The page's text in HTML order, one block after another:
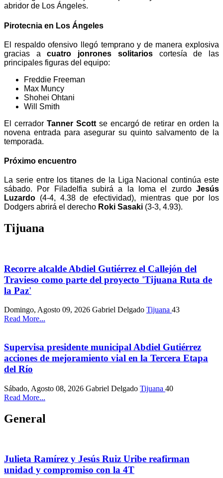
abridor de Los Ángeles.
Pirotecnia en Los Ángeles
El respaldo ofensivo llegó temprano y de manera explosiva
gracias acuatro jonrones solitarioscortesía de las
principales figuras del equipo:
Freddie Freeman
Max Muncy
Shohei Ohtani
Will Smith
El cerrador Tanner Scottse encargó de retirar en orden la
novena entrada para asegurar su quinto salvamento de la
temporada.
Próximo encuentro
La serie entre los titanes de la Liga Nacional continúa este
sábado. Por Filadelfia subirá a la loma el zurdo Jesús
Luzardo (4-4, 4.38 de efectividad), mientras que por los
Dodgers abrirá el derecho Roki Sasaki (3-3, 4.93).
Tijuana
Recorre alcalde Abdiel Gutiérrez el Callejón del
Travieso como parte del proyecto 'Tijuana Ruta de
la Paz'
Domingo, Agosto 09, 2026 Gabriel Delgado Tijuana 43
Read More...
Supervisa presidente municipal Abdiel Gutiérrez
acciones de mejoramiento vial en la Tercera Etapa
del Río
Sábado, Agosto 08, 2026 Gabriel Delgado Tijuana 40
Read More...
General
Julieta Ramírez y Jesús Ruiz Uribe reafirman
unidad y compromiso con la 4T